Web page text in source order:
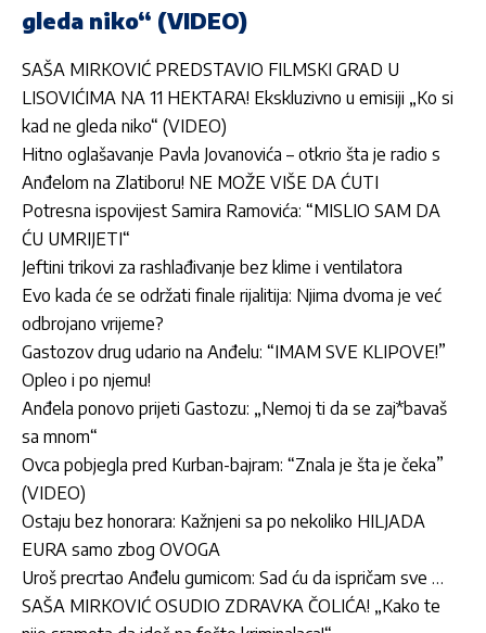
gleda niko“ (VIDEO)
SAŠA MIRKOVIĆ PREDSTAVIO FILMSKI GRAD U
LISOVIĆIMA NA 11 HEKTARA! Ekskluzivno u emisiji „Ko si
kad ne gleda niko“ (VIDEO)
Hitno oglašavanje Pavla Jovanovića – otkrio šta je radio s
Anđelom na Zlatiboru! NE MOŽE VIŠE DA ĆUTI
Potresna ispovijest Samira Ramovića: “MISLIO SAM DA
ĆU UMRIJETI“
Jeftini trikovi za rashlađivanje bez klime i ventilatora
Evo kada će se održati finale rijalitija: Njima dvoma je već
odbrojano vrijeme?
Gastozov drug udario na Anđelu: “IMAM SVE KLIPOVE!”
Opleo i po njemu!
Anđela ponovo prijeti Gastozu: „Nemoj ti da se zaj*bavaš
sa mnom“
Ovca pobjegla pred Kurban-bajram: “Znala je šta je čeka”
(VIDEO)
Ostaju bez honorara: Kažnjeni sa po nekoliko HILJADA
EURA samo zbog OVOGA
Uroš precrtao Anđelu gumicom: Sad ću da ispričam sve …
SAŠA MIRKOVIĆ OSUDIO ZDRAVKA ČOLIĆA! „Kako te